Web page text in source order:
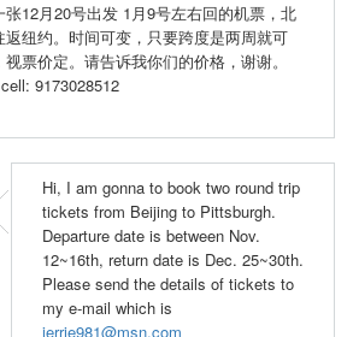
张12月20号出发 1月9号左右回的机票，北
返纽约。时间可变，只要跨度是两周就可
视票价定。请告诉我你们的价格，谢谢。
9173028512
Hi, I am gonna to book two round trip
tickets from Beijing to Pittsburgh.
Departure date is between Nov.
12~16th, return date is Dec. 25~30th.
Please send the details of tickets to
my e-mail which is
jerrie981@msn.com